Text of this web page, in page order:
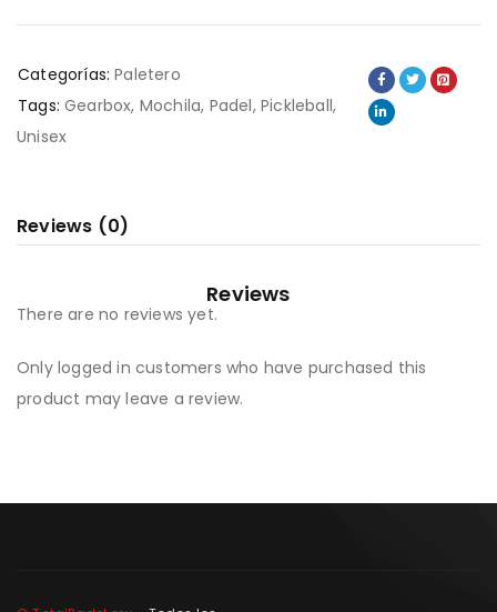
Categorías: Paletero
Tags: Gearbox, Mochila, Padel,Pickleball,
Unisex
Reviews (0)
Reviews
There are no reviews yet.
Only logged in customers who have purchased this
product may leave a review.